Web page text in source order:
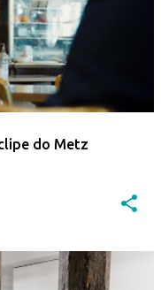
do Metz